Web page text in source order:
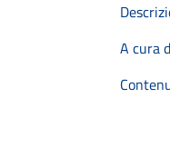
A cura